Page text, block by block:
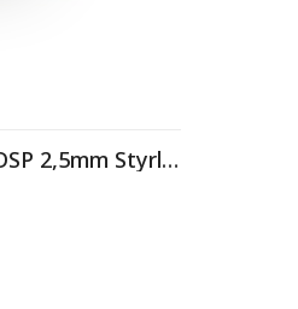
Lizard Skins DSP 2,5mm Styrlinda